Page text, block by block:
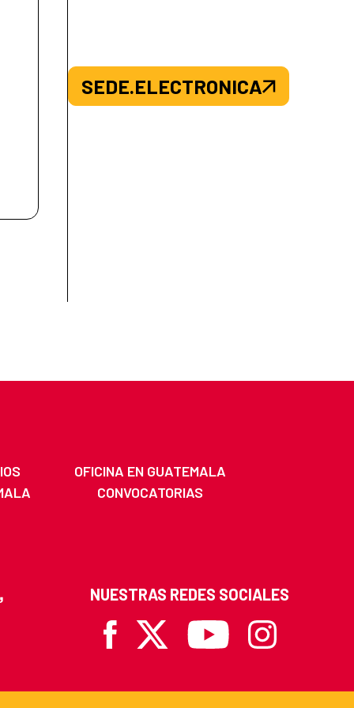
SEDE.ELECTRONICA
OFICINA EN GUATEMALA
CONVOCATORIAS
NUESTRAS REDES SOCIALES
Facebook
X Youtube Instagram